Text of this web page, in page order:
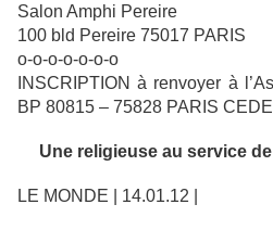
Salon Amphi Pereire
100 bld Pereire 75017 PARIS
o-o-o-o-o-o-o
INSCRIPTION à renvoyer à
BP 80815 – 75828 PARIS
Une religieuse au service
LE MONDE | 14.01.12 |